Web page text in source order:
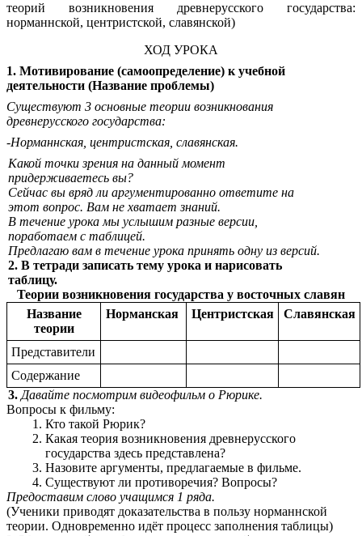
теорий возникновения древнерусского государства:
норманнской, центристской, славянской)
ХОД УРОКА
1. Мотивирование (самоопределение) к учебной
деятельности (Название проблемы)
Существуют 3 основные теории возникнования
древнерусского государства:
-Норманнская, центристская, славянская.
Какой точки зрения на данный момент
придерживаетесь вы?
Сейчас вы вряд ли аргументированно ответите на
этот вопрос. Вам не хватает знаний.
В течение урока мы услышим разные версии,
поработаем с таблицей.
Предлагаю вам в течение урока принять одну из версий.
2. В тетради записать тему урока и нарисовать
таблицу.
Теории возникновения государства у восточных славян
Название
теории
Норманская Центристская Славянская
Представители
Содержание
3. Давайте посмотрим видеофильм о Рюрике.
Вопросы к фильму:
Кто такой Рюрик?
Какая теория возникновения древнерусского
государства здесь представлена?
Назовите аргументы, предлагаемые в фильме.
Существуют ли противоречия? Вопросы?
Предоставим слово учащимся 1 ряда.
(Ученики приводят доказательства в пользу норманнской
теории. Одновременно идёт процесс заполнения таблицы)